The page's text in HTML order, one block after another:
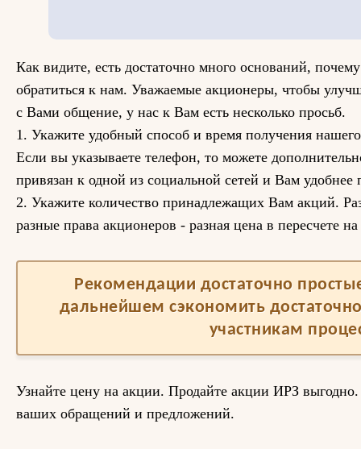
Как видите, есть достаточно много оснований,
обратиться к нам. Уважаемые акционеры, чтобы
с Вами общение, у нас к Вам есть несколько просьб.
1. Укажите удобный способ и время получения
Если вы указываете телефон, то можете
привязан к одной из социальной сетей и Вам удобнее
2. Укажите количество принадлежащих Вам акций.
разные права акционеров - разная цена в пересчете
Рекомендации достаточно
дальнейшем сэкономить
участникам
Узнайте цену на акции. Продайте акции ИРЗ
ваших обращений и предложений.